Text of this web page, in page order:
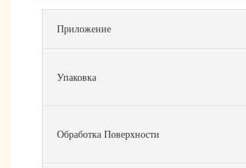
Приложение
Упаковка
Обработка Поверхности